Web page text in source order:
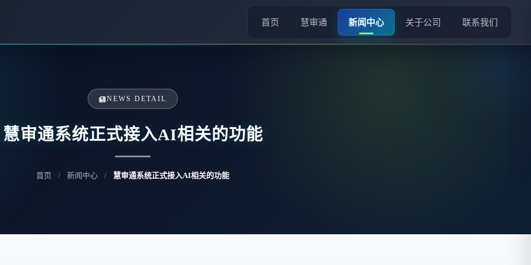
首页 慧审通 新闻中心 关于公司 联系我们
NEWS DETAIL
慧审通系统正式接入AI相关的功能
首页 / 新闻中心 / 慧审通系统正式接入AI相关的功能